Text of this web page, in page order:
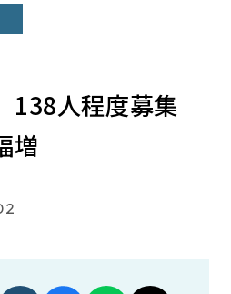
人程度募集
増